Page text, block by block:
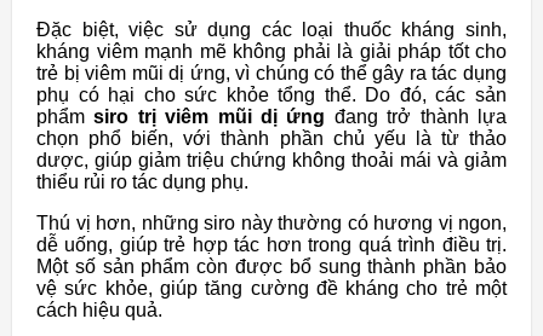
Đặc biệt, việc sử dụng các loại thuốc kháng sinh,
kháng viêm mạnh mẽ không phải là giải pháp tốt cho
trẻ bị viêm mũi dị ứng, vì chúng có thể gây ra tác dụng
phụ có hại cho sức khỏe tổng thể. Do đó, các sản
phẩm siro trị viêm mũi dị ứng đang trở thành lựa
chọn phổ biến, với thành phần chủ yếu là từ thảo
dược, giúp giảm triệu chứng không thoải mái và giảm
thiểu rủi ro tác dụng phụ.
Thú vị hơn, những siro này thường có hương vị ngon,
dễ uống, giúp trẻ hợp tác hơn trong quá trình điều trị.
Một số sản phẩm còn được bổ sung thành phần bảo
vệ sức khỏe, giúp tăng cường đề kháng cho trẻ một
cách hiệu quả.